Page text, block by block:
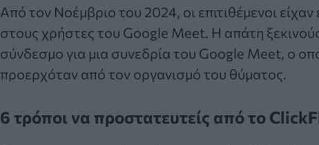
Από τον Νοέμβριο του 2024, οι επιτιθέμενοι είχαν
στους χρήστες του Google Meet . Η απάτη
σύνδεσμο για μια συνεδρία του Google Meet, ο
προερχόταν από τον οργανισμό του θύματος.
6 τρόποι να προστατευτείς από το